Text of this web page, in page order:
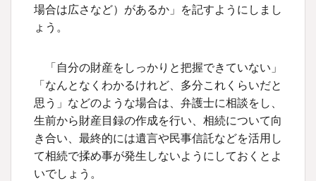
場合は広さなど）があるか」を記すようにしまし
ょう。
「自分の財産をしっかりと把握できていない」
「なんとなくわかるけれど、多分これくらいだと
思う」などのような場合は、弁護士に相談をし、
生前から財産目録の作成を行い、相続について向
き合い、最終的には遺言や民事信託などを活用し
て相続で揉め事が発生しないようにしておくとよ
いでしょう。